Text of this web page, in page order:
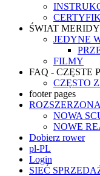
ŚWIAT MERIDY
JEDYNE
FILMY
FAQ - CZĘSTE
CZĘSTO
footer pages
NOWA
NOWE
Dobierz rower
pl-PL
Login
SIEĆ